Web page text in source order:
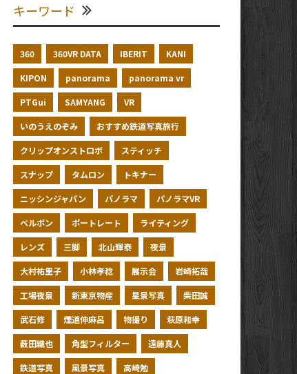
キーワード
360 360VR DATA IBERIT KANI
KIPON panorama panorama vr
PTGui SAMYANG VR
いのうえのぞみ おすすめ鉄道写真旅行
クリップオンストロボ スティッチ
スナップ タムロン トキナー
ニッシンジャパン パノラマ パノラマVR
ベルボン ポートレート ライティング
レンズ 三脚 北山輝泰 夜景
大村祐里子 小林孝稔 展示会 岩崎拓哉
工場夜景 新東京物産 星景写真 柴田誠
武石修 煙道伸麻呂 物撮り 萩原和幸
薮田織也 角型フィルター 遠藤真人
鉄道写真 風景写真 高崎勉